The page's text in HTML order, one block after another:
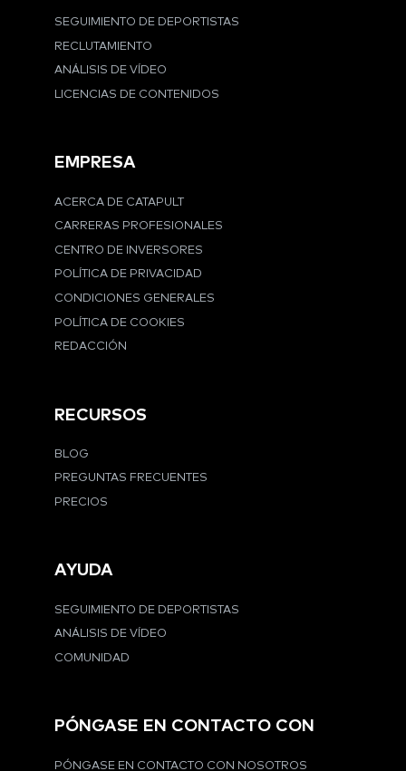
SEGUIMIENTO DE DEPORTISTAS
RECLUTAMIENTO
ANÁLISIS DE VÍDEO
LICENCIAS DE CONTENIDOS
EMPRESA
ACERCA DE CATAPULT
CARRERAS PROFESIONALES
CENTRO DE INVERSORES
POLÍTICA DE PRIVACIDAD
CONDICIONES GENERALES
POLÍTICA DE COOKIES
REDACCIÓN
RECURSOS
BLOG
PREGUNTAS FRECUENTES
PRECIOS
AYUDA
SEGUIMIENTO DE DEPORTISTAS
ANÁLISIS DE VÍDEO
COMUNIDAD
PÓNGASE EN CONTACTO CON
PÓNGASE EN CONTACTO CON NOSOTROS